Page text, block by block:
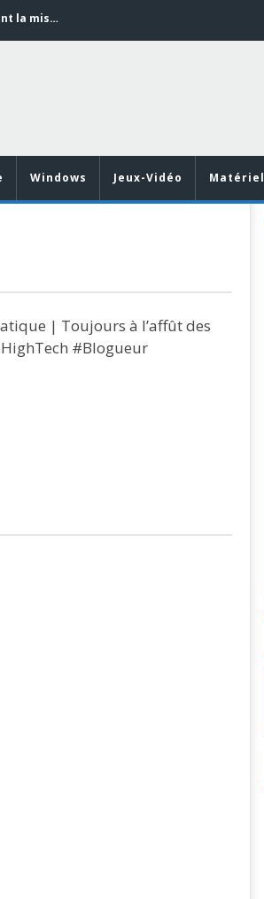
Word en PDF : les outils qui respectent la mise en page
Word en PDF : les outils qui respectent la mise en page
Windows Jeux-Vidéo Matériel
| Toujours à l’affût des
#Blogueur